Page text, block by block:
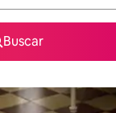
Buscar